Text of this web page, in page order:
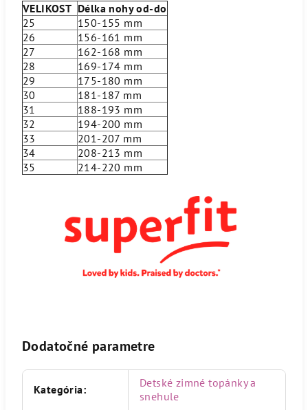
VELIKOST Délka nohy od-do
25
150-155 mm
26
156-161 mm
27
162-168 mm
28
169-174 mm
29
175-180 mm
30
181-187 mm
31
188-193 mm
32
194-200 mm
33
201-207 mm
34
208-213 mm
35
214-220 mm
Dodatočné parametre
Kategória:
Detské zimné topánky a
snehule